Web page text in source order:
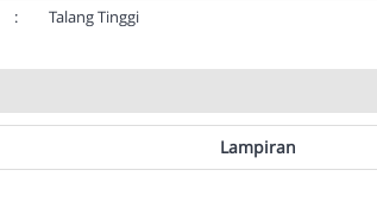
: Talang Tinggi
Lampiran